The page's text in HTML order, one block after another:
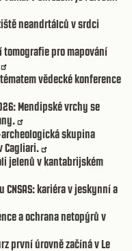
neandrtálců v srdci
pro mapování
vědecké konference
Mendipské vrchy se
skupina
Cagliari.
jelenů v kantabrijském
kariéra v jeskynní a
a ochrana netopýrů v
první úrovně začíná v Le